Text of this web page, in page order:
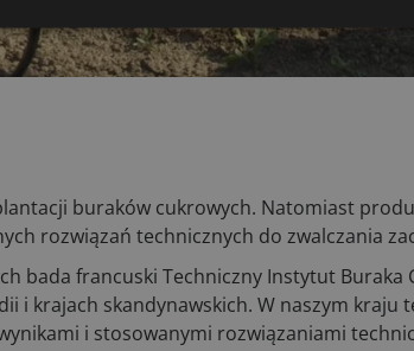
buraków cukrowych. Natomiast
rozwiązań technicznych do zwalczania
bada francuski Techniczny Instytut Buraka
i krajach skandynawskich. W naszym kraju
i stosowanymi rozwiązaniami